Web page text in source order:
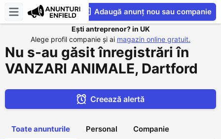
Adaugă anunț nou sau companie
CompaniesS
Ești antreprenor? in UK
Alege profil companie și ai magazin online gratuit.
Nu s-au găsit înregistrări în
VANZARI ANIMALE, Dartford
Creează alertă
Toate anunturile Personal Companie